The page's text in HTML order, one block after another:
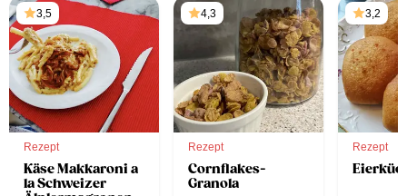
3,5
Rezept
Käse Makkaroni a
la Schweizer
4,3
Rezept
Cornflakes-
Granola
3,2
Rezept